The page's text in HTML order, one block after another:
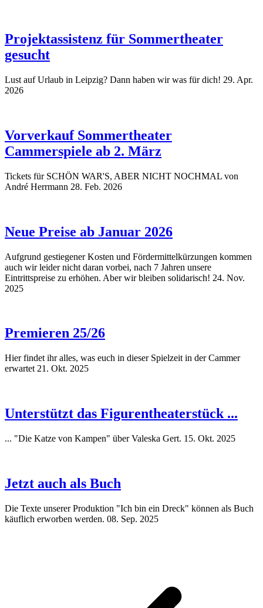
Projektassistenz für Sommertheater
gesucht
Lust auf Urlaub in Leipzig? Dann haben wir was für dich! 29. Apr.
2026
Vorverkauf Sommertheater
Cammerspiele ab 2. März
Tickets für SCHÖN WAR'S, ABER NICHT NOCHMAL von
André Herrmann 28. Feb. 2026
Neue Preise ab Januar 2026
Aufgrund gestiegener Kosten und Fördermittelkürzungen kommen
auch wir leider nicht daran vorbei, nach 7 Jahren unsere
Eintrittspreise zu erhöhen. Aber wir bleiben solidarisch! 24. Nov.
2025
Premieren 25/26
Hier findet ihr alles, was euch in dieser Spielzeit in der Cammer
erwartet 21. Okt. 2025
Unterstützt das Figurentheaterstück ...
... "Die Katze von Kampen" über Valeska Gert. 15. Okt. 2025
Jetzt auch als Buch
Die Texte unserer Produktion "Ich bin ein Dreck" können als Buch
käuflich erworben werden. 08. Sep. 2025